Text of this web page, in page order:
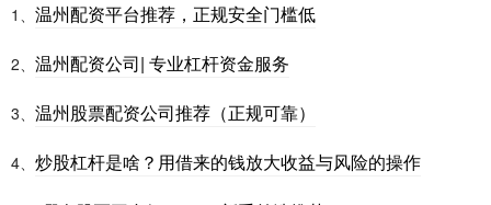
1、 温州配资平台推荐，正规安全门槛低
2、 温州配资公司| 专业杠杆资金服务
3、 温州股票配资公司推荐（正规可靠）
4、 炒股杠杆是啥？用借来的钱放大收益与风险的操作